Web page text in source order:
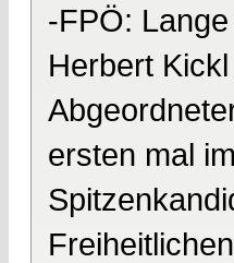
-FPÖ:
Herbert
ersten mal